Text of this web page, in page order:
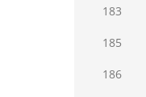
183
185
186